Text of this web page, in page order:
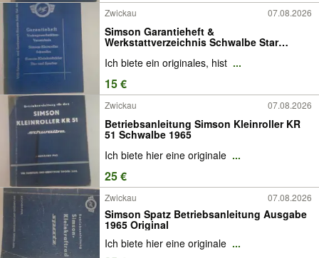
Zwickau 07.08.2026
Simson Garantieheft &
Werkstattverzeichnis Schwalbe Star
Ich biete ein originales, hist ...
15 €
Zwickau 07.08.2026
Betriebsanleitung Simson Kleinroller KR
51 Schwalbe 1965
Ich biete hier eine originale ...
25 €
Zwickau 07.08.2026
Simson Spatz Betriebsanleitung Ausgabe
1965 Original
Ich biete hier eine originale ...